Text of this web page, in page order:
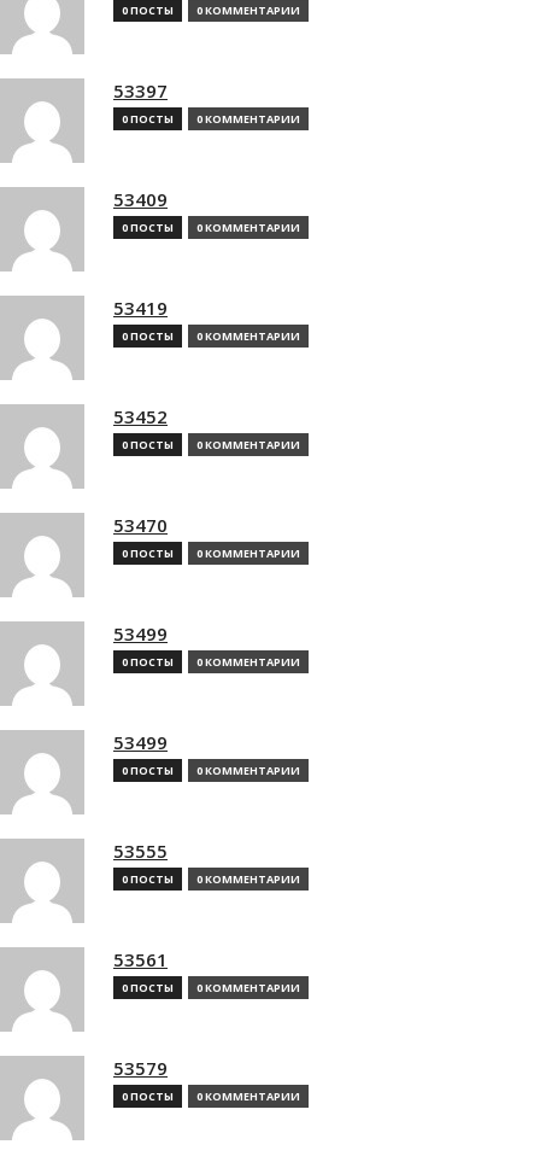
0 ПОСТЫ 0 КОММЕНТАРИИ
53397
0 ПОСТЫ 0 КОММЕНТАРИИ
53409
0 ПОСТЫ 0 КОММЕНТАРИИ
53419
0 ПОСТЫ 0 КОММЕНТАРИИ
53452
0 ПОСТЫ 0 КОММЕНТАРИИ
53470
0 ПОСТЫ 0 КОММЕНТАРИИ
53499
0 ПОСТЫ 0 КОММЕНТАРИИ
53499
0 ПОСТЫ 0 КОММЕНТАРИИ
53555
0 ПОСТЫ 0 КОММЕНТАРИИ
53561
0 ПОСТЫ 0 КОММЕНТАРИИ
53579
0 ПОСТЫ 0 КОММЕНТАРИИ